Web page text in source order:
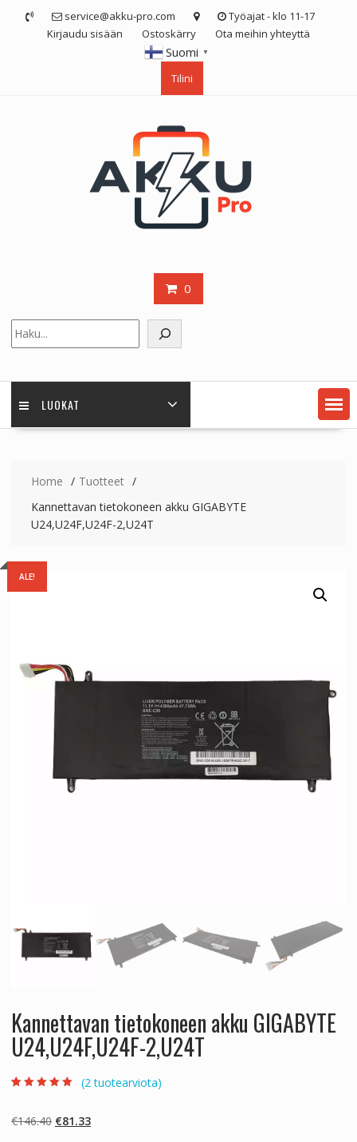
service@akku-pro.com
Työajat - klo 11-17
Kirjaudu sisään
Ostoskärry Ota meihin yhteyttä
Suomi ▼
Tilini
0
LUOKAT
Home
Tuotteet
Kannettavan tietokoneen akku GIGABYTE
U24,U24F,U24F-2,U24T
ALE!
Kannettavan tietokoneen akku GIGABYTE
U24,U24F,U24F-2,U24T
asiakkaan
(2tuotearviota)
€146.40 Alkuperäinen
€81.33Nykyinen